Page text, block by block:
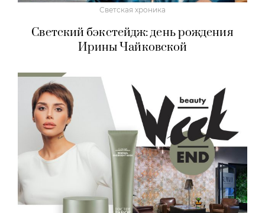
Светская хроника
Светский бэкстейдж: день рождения
Ирины Чайковской